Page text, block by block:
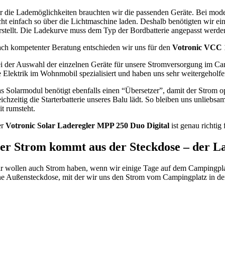
die Lademöglichkeiten brauchten wir die passenden Geräte. Bei
einfach so über die Lichtmaschine laden. Deshalb benötigten wir
Die Ladekurve muss dem Typ der Bordbatterie angepasst
kompetenter Beratung entschieden wir uns für denVotronic VCC
der Auswahl der einzelnen Geräte für unsere Stromversorgung im
Elektrik im Wohnmobil spezialisiert und haben uns sehr
Solarmodul benötigt ebenfalls einen “Übersetzer”, damit der
die Starterbatterie unseres Balu lädt. So bleiben uns
rumsteht.
Votronic Solar Laderegler MPP 250 Duo Digital ist genau richtig
Strom kommt aus der Steckdose – der
wollen auch Strom haben, wenn wir einige Tage auf dem
Außensteckdose, mit der wir uns den Strom vom Campingplatz in